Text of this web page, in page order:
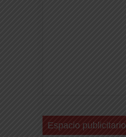
Espacio publicitario